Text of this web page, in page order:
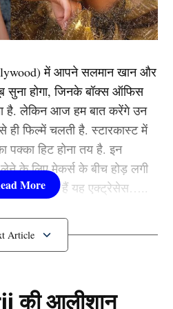
अमिताभ बच्चन भी इस
किया था कि जवानी के दिनों में
उन्होंने नॉनवेज, मिठाई और
बच्चन को पेटा इंडिया का सबसे
किया गया है.
में आपने सलमान खान और
सुना होगा, जिनके बॉक्स ऑफिस
है. लेकिन आज हम बात करेंगे उन
ही फिल्में चलती है. स्टारकास्ट में
पक्का हिट होना तय है. इन
के लिए मेकर्स के बीच होड़ लगी
हैं कौन-कौन हैं यह एक्ट्रेसेस…..
यह हसीनाएं?
की आलीशान